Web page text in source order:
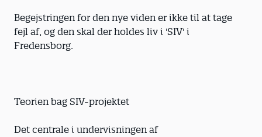
Begejstringen for den nye viden er ikke til at tage
fejl af, og den skal der holdes liv i 'SIV' i
Fredensborg.
Teorien bag SIV-projektet
Det centrale i undervisningen af